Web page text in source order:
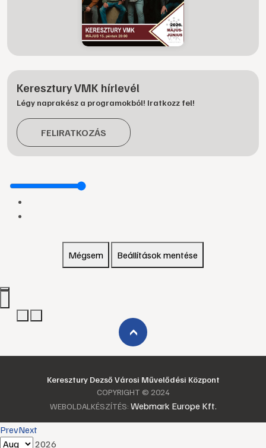
Keresztury VMK hírlevél
Légy naprakész a programokból! Iratkozz fel!
FELIRATKOZÁS
Mégsem Beállítások mentése
›
Keresztury Dezső Városi Művelődési Központ
COPYRIGHT © 2024
WEBOLDALKÉSZÍTÉS: Webmark Europe Kft.
PrevNext
2026